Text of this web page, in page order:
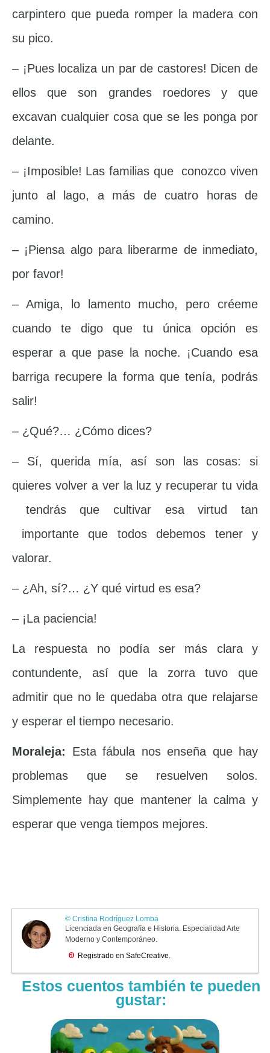
carpintero que pueda romper la madera con
su pico.
– ¡Pues localiza un par de castores! Dicen de
ellos que son grandes roedores y que
excavan cualquier cosa que se les ponga por
delante.
– ¡Imposible! Las familias que conozco viven
junto al lago, a más de cuatro horas de
camino.
– ¡Piensa algo para liberarme de inmediato,
por favor!
– Amiga, lo lamento mucho, pero créeme
cuando te digo que tu única opción es
esperar a que pase la noche. ¡Cuando esa
barriga recupere la forma que tenía, podrás
salir!
– ¿Qué?… ¿Cómo dices?
– Sí, querida mía, así son las cosas: si
quieres volver a ver la luz y recuperar tu vida
tendrás que cultivar esa virtud tan
importante que todos debemos tener y
valorar.
– ¿Ah, sí?… ¿Y qué virtud es esa?
– ¡La paciencia!
La respuesta no podía ser más clara y
contundente, así que la zorra tuvo que
admitir que no le quedaba otra que relajarse
y esperar el tiempo necesario.
Moraleja: Esta fábula nos enseña que hay
problemas que se resuelven solos.
Simplemente hay que mantener la calma y
esperar que venga tiempos mejores.
Estos cuentos también te pueden
gustar: